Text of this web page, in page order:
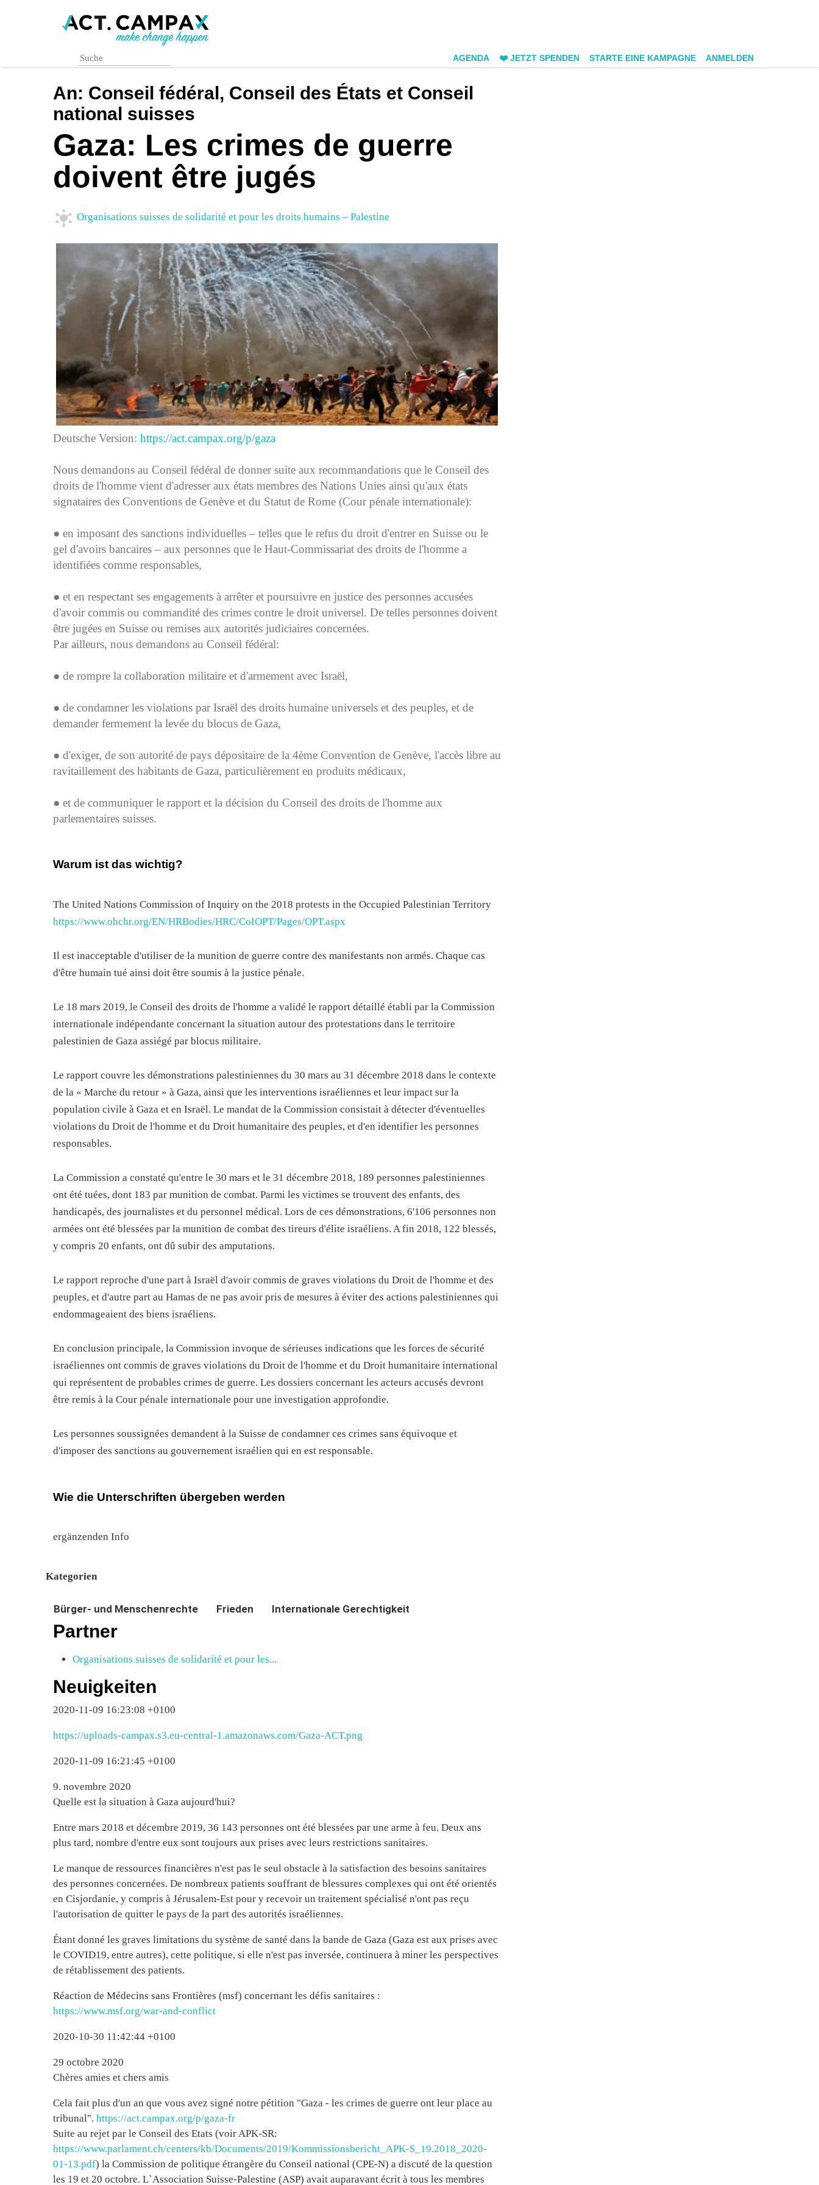
AGENDA ❤️ JETZT SPENDEN STARTE EINE KAMPAGNE ANMELDEN
An: Conseil fédéral, Conseil des États et Conseil
national suisses
Gaza: Les crimes de guerre
doivent être jugés
Organisations suisses de solidarité et pour les droits humains – Palestine
Deutsche Version: https://act.campax.org/p/gaza
Nous demandons au Conseil fédéral de donner suite aux recommandations que le Conseil des
droits de l'homme vient d'adresser aux états membres des Nations Unies ainsi qu'aux états
signataires des Conventions de Genève et du Statut de Rome (Cour pénale internationale):
● en imposant des sanctions individuelles – telles que le refus du droit d'entrer en Suisse ou le
gel d'avoirs bancaires – aux personnes que le Haut-Commissariat des droits de l'homme a
identifiées comme responsables,
● et en respectant ses engagements à arrêter et poursuivre en justice des personnes accusées
d'avoir commis ou commandité des crimes contre le droit universel. De telles personnes doivent
être jugées en Suisse ou remises aux autorités judiciaires concernées.
Par ailleurs, nous demandons au Conseil fédéral:
● de rompre la collaboration militaire et d'armement avec Israël,
● de condamner les violations par Israël des droits humaine universels et des peuples, et de
demander fermement la levée du blocus de Gaza,
● d'exiger, de son autorité de pays dépositaire de la 4ème Convention de Genève, l'accès libre au
ravitaillement des habitants de Gaza, particulièrement en produits médicaux,
● et de communiquer le rapport et la décision du Conseil des droits de l'homme aux
parlementaires suisses.
Warum ist das wichtig?
The United Nations Commission of Inquiry on the 2018 protests in the Occupied Palestinian Territory
https://www.ohchr.org/EN/HRBodies/HRC/CoIOPT/Pages/OPT.aspx
Il est inacceptable d'utiliser de la munition de guerre contre des manifestants non armés. Chaque cas
d'être humain tué ainsi doit être soumis à la justice pénale.
Le 18 mars 2019, le Conseil des droits de l'homme a validé le rapport détaillé établi par la Commission
internationale indépendante concernant la situation autour des protestations dans le territoire
palestinien de Gaza assiégé par blocus militaire.
Le rapport couvre les démonstrations palestiniennes du 30 mars au 31 décembre 2018 dans le contexte
de la « Marche du retour » à Gaza, ainsi que les interventions israéliennes et leur impact sur la
population civile à Gaza et en Israël. Le mandat de la Commission consistait à détecter d'éventuelles
violations du Droit de l'homme et du Droit humanitaire des peuples, et d'en identifier les personnes
responsables.
La Commission a constaté qu'entre le 30 mars et le 31 décembre 2018, 189 personnes palestiniennes
ont été tuées, dont 183 par munition de combat. Parmi les victimes se trouvent des enfants, des
handicapés, des journalistes et du personnel médical. Lors de ces démonstrations, 6'106 personnes non
armées ont été blessées par la munition de combat des tireurs d'élite israéliens. A fin 2018, 122 blessés,
y compris 20 enfants, ont dû subir des amputations.
Le rapport reproche d'une part à Israël d'avoir commis de graves violations du Droit de l'homme et des
peuples, et d'autre part au Hamas de ne pas avoir pris de mesures à éviter des actions palestiniennes qui
endommageaient des biens israéliens.
En conclusion principale, la Commission invoque de sérieuses indications que les forces de sécurité
israéliennes ont commis de graves violations du Droit de l'homme et du Droit humanitaire international
qui représentent de probables crimes de guerre. Les dossiers concernant les acteurs accusés devront
être remis à la Cour pénale internationale pour une investigation approfondie.
Les personnes soussignées demandent à la Suisse de condamner ces crimes sans équivoque et
d'imposer des sanctions au gouvernement israélien qui en est responsable.
Wie die Unterschriften übergeben werden
ergänzenden Info
Kategorien
Bürger- und Menschenrechte Frieden Internationale Gerechtigkeit
Partner
Organisations suisses de solidarité et pour les...
Neuigkeiten
2020-11-09 16:23:08 +0100
https://uploads-campax.s3.eu-central-1.amazonaws.com/Gaza-ACT.png
2020-11-09 16:21:45 +0100
9. novembre 2020
Quelle est la situation à Gaza aujourd'hui?
Entre mars 2018 et décembre 2019, 36 143 personnes ont été blessées par une arme à feu. Deux ans
plus tard, nombre d'entre eux sont toujours aux prises avec leurs restrictions sanitaires.
Le manque de ressources financières n'est pas le seul obstacle à la satisfaction des besoins sanitaires
des personnes concernées. De nombreux patients souffrant de blessures complexes qui ont été orientés
en Cisjordanie, y compris à Jérusalem-Est pour y recevoir un traitement spécialisé n'ont pas reçu
l'autorisation de quitter le pays de la part des autorités israéliennes.
Étant donné les graves limitations du système de santé dans la bande de Gaza (Gaza est aux prises avec
le COVID19, entre autres), cette politique, si elle n'est pas inversée, continuera à miner les perspectives
de rétablissement des patients.
Réaction de Médecins sans Frontières (msf) concernant les défis sanitaires :
https://www.msf.org/war-and-conflict
2020-10-30 11:42:44 +0100
29 octobre 2020
Chères amies et chers amis
Cela fait plus d'un an que vous avez signé notre pétition "Gaza - les crimes de guerre ont leur place au
tribunal". https://act.campax.org/p/gaza-fr
Suite au rejet par le Conseil des Etats (voir APK-SR:
https://www.parlament.ch/centers/kb/Documents/2019/Kommissionsbericht_APK-S_19.2018_2020-
01-13.pdf) la Commission de politique étrangère du Conseil national (CPE-N) a discuté de la question
les 19 et 20 octobre. L`Association Suisse-Palestine (ASP) avait auparavant écrit à tous les membres